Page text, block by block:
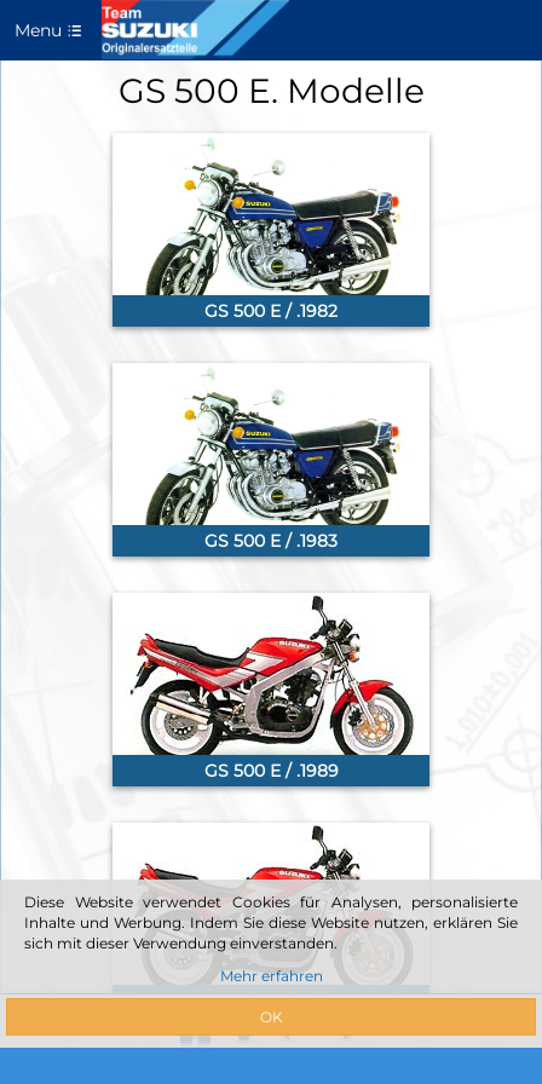
Menu
GS 500 E. Modelle
GS 500 E / .1982
GS 500 E / .1983
GS 500 E / .1989
GS 500 E / .1990
Diese Website verwendet Cookies für Analysen, personalisierte
Inhalte und Werbung. Indem Sie diese Website nutzen, erklären Sie
sich mit dieser Verwendung einverstanden.
Mehr erfahren
OK